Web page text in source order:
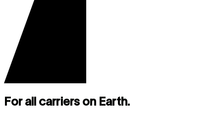
For all carriers on Earth.